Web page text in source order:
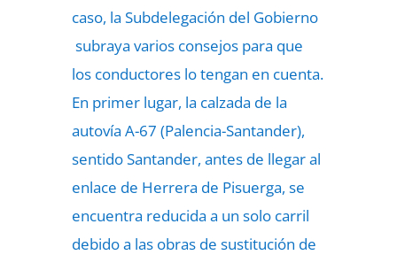
caso, la Subdelegación del Gobierno
subraya varios consejos para que
los conductores lo tengan en cuenta.
En primer lugar, la calzada de la
autovía A-67 (Palencia-Santander),
sentido Santander, antes de llegar al
enlace de Herrera de Pisuerga, se
encuentra reducida a un solo carril
debido a las obras de sustitución de